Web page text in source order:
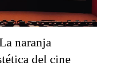
naranja
del cine